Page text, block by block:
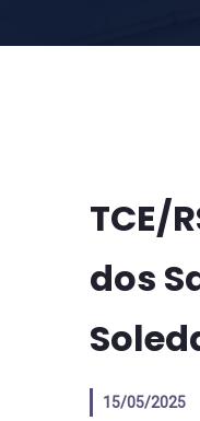
TCE/
dos
15/05/2025